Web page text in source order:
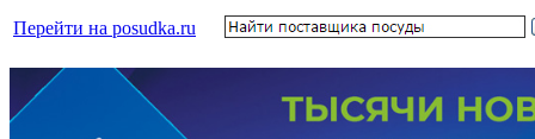
Перейти на posudka.ru